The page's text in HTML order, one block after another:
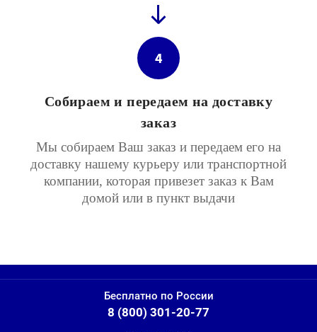
4
Собираем и передаем на доставку
заказ
Мы собираем Ваш заказ и передаем его на
доставку нашему курьеру или транспортной
компании, которая привезет заказ к Вам
домой или в пункт выдачи
Бесплатно по России
8 (800) 301-20-77